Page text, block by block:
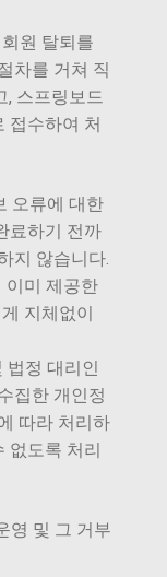
원 탈퇴를
차를 거쳐 직
, 스프링보드
접수하여 처
오류에 대한
료하기 전까
지 않습니다.
이미 제공한
지체없이
법정 대리인
집한 개인정
따라 처리하
없도록 처리
영 및 그 거부